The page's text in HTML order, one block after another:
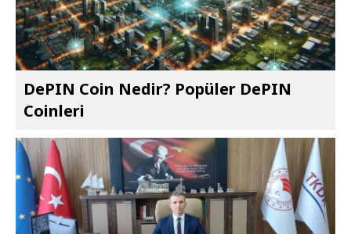
DePIN Coin Nedir? Popüler DePIN
Coinleri